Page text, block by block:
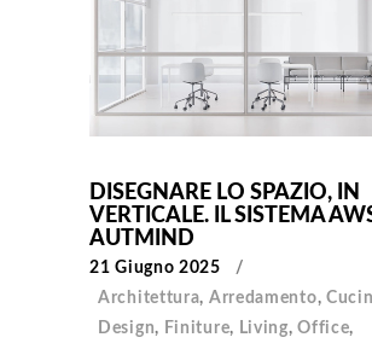
DISEGNARE LO SPAZIO, IN
VERTICALE. IL SISTEMA
AUTMIND
21 Giugno 2025
Architettura, Arredamento,
Design, Finiture, Living,Office,